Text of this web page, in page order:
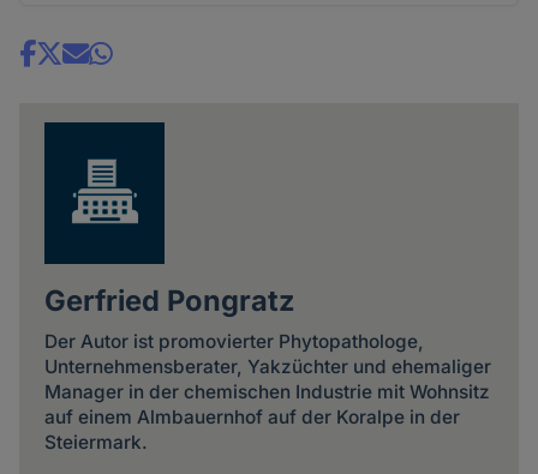
Share
Gerfried Pongratz
Der Autor ist promovierter Phytopathologe,
Unternehmensberater, Yakzüchter und ehemaliger
Manager in der chemischen Industrie mit Wohnsitz
auf einem Almbauernhof auf der Koralpe in der
Steiermark.